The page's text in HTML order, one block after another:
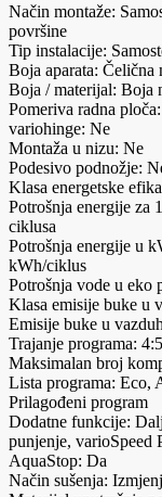
Način montaže:
površine
Tip instalacije:
Boja aparata: Čelična
Boja / materijal: Boja
Pomeriva radna
variohinge: Ne
Montaža u nizu: Ne
Podesivo podnožje:
Klasa energetske
Potrošnja energije za
ciklusa
Potrošnja energije u
kWh/ciklus
Potrošnja vode u eko
Klasa emisije buke u
Emisije buke u
Trajanje programa:
Maksimalan broj
Lista programa: Eco,
Prilagođeni program
Dodatne funkcije:
punjenje, varioSpeed
AquaStop: Da
Način sušenja: